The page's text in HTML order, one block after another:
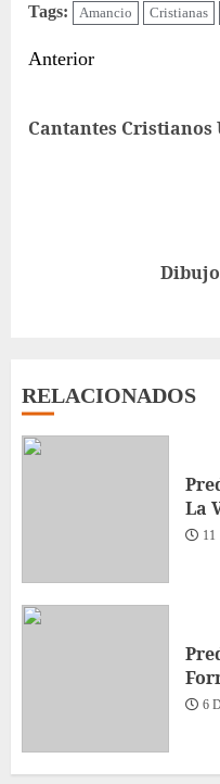
Tags: Amancio Cristianas
Sigue
Anterior
Cantantes Cristianos
RELACIONADOS
La
6